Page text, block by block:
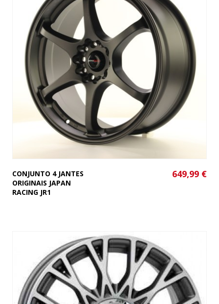
CONJUNTO 4 JANTES
ORIGINAIS JAPAN
RACING JR1
649,99 €